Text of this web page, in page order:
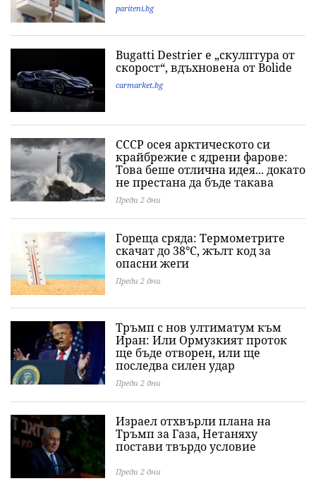
pariteni.bg
Bugatti Destrier е „скулптура от
скорост“, вдъхновена от Bolide
carmarket.bg
СССР осея арктическото си
крайбрежие с ядрени фарове:
Това беше отлична идея... докато
не престана да бъде такава
Преди 2 дни
Гореща сряда: Термометрите
скачат до 38°C, жълт код за
опасни жеги
Преди 2 дни
Тръмп с нов ултиматум към
Иран: Или Ормузкият проток
ще бъде отворен, или ще
последва силен удар
Преди 2 дни
Израел отхвърли плана на
Тръмп за Газа, Нетаняху
постави твърдо условие
Преди 2 дни